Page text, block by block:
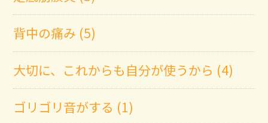
背中の痛み (5)
大切に、これからも自分が使うから (4)
ゴリゴリ音がする (1)